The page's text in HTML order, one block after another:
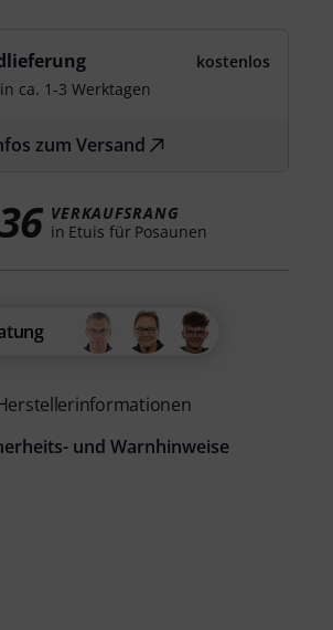
kostenlos
ca. 1-3 Werktagen
zum Versand
VERKAUFSRANG
in Etuis für Posaunen
und Warnhinweise